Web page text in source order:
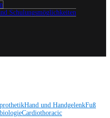
Schulungsmöglichkeiten
Hand und HandgelenkFuß
Cardiothoracic